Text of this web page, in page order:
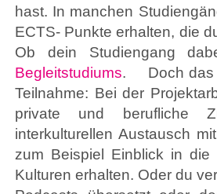
hast. In manchen
ECTS- Punkte erhalten, die
Ob dein Studiengang
Begleitstudiums. Doch das
Teilnahme: Bei der
private und berufliche
interkulturellen Austausch
zum Beispiel Einblick in
Kulturen erhalten. Oder du